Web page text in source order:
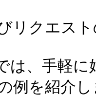
リクエスト
は、手軽
例を紹介